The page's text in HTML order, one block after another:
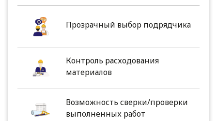
Прозрачный выбор подрядчика
Контроль расходования
материалов
Возможность сверки/проверки
выполненных работ